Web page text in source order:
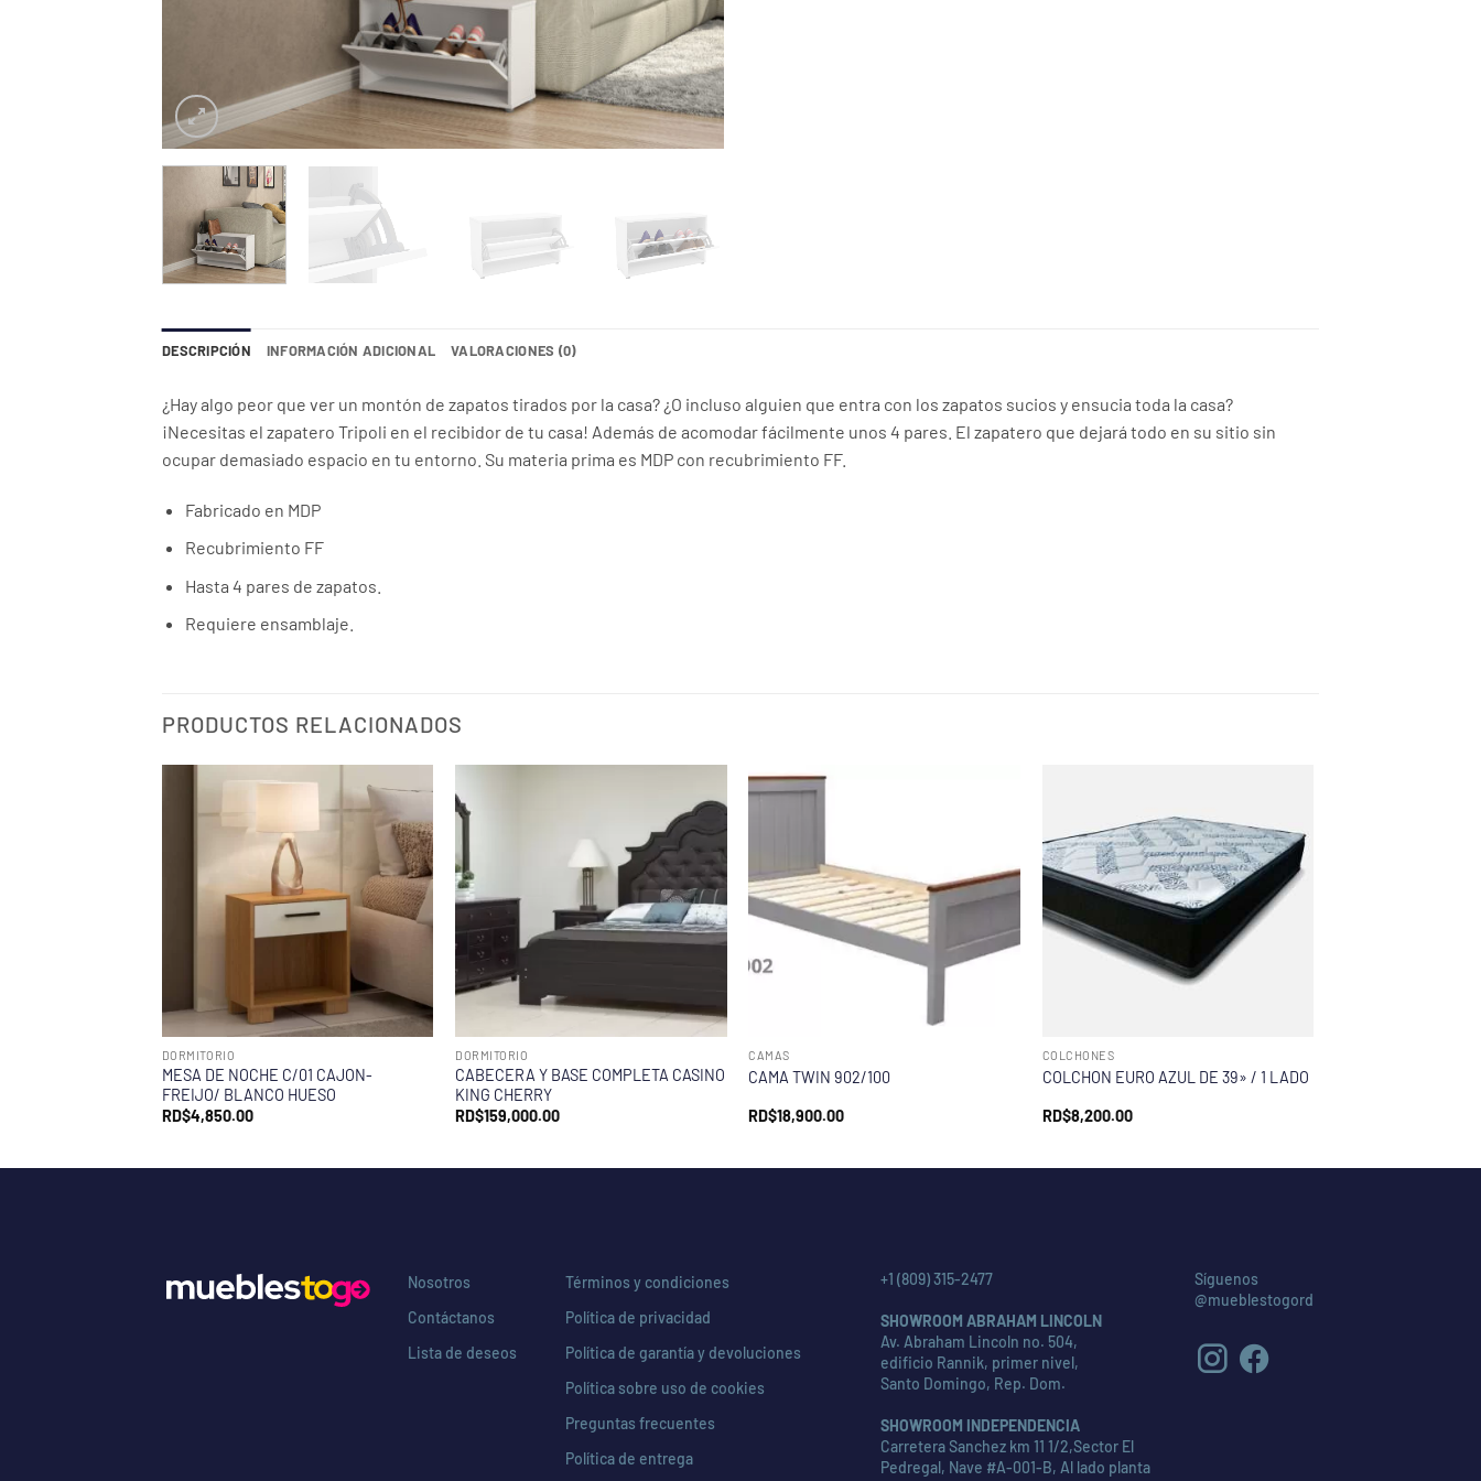
DESCRIPCIÓN INFORMACIÓN ADICIONAL VALORACIONES (0)
¿Hay algo peor que ver un montón de zapatos tirados por la casa? ¿O incluso alguien que entra con los zapatos sucios y ensucia toda la casa?
¡Necesitas el zapatero Tripoli en el recibidor de tu casa! Además de acomodar fácilmente unos 4 pares. El zapatero que dejará todo en su sitio sin
ocupar demasiado espacio en tu entorno. Su materia prima es MDP con recubrimiento FF.
Fabricado en MDP
Recubrimiento FF
Hasta 4 pares de zapatos.
Requiere ensamblaje.
PRODUCTOS RELACIONADOS
DORMITORIO
MESA DE NOCHE C/01 CAJON-
FREIJO/ BLANCO HUESO
RD$4,850.00
DORMITORIO
CABECERA Y BASE COMPLETA CASINO
KING CHERRY
RD$159,000.00
CAMAS
CAMA TWIN 902/100
RD$18,900.00
COLCHONES
COLCHON EURO AZUL DE 39» / 1 LADO
RD$8,200.00
Nosotros
Contáctanos
Lista de deseos
Términos y condiciones
Política de privacidad
Política de garantía y devoluciones
Política sobre uso de cookies
Preguntas frecuentes
Política de entrega
+1 (809) 315-2477
SHOWROOM ABRAHAM LINCOLN
Av. Abraham Lincoln no. 504,
edificio Rannik, primer nivel,
Santo Domingo, Rep. Dom.
SHOWROOM INDEPENDENCIA
Carretera Sanchez km 11 1/2,Sector El
Pedregal, Nave #A-001-B, Al lado planta
Síguenos
@mueblestogord